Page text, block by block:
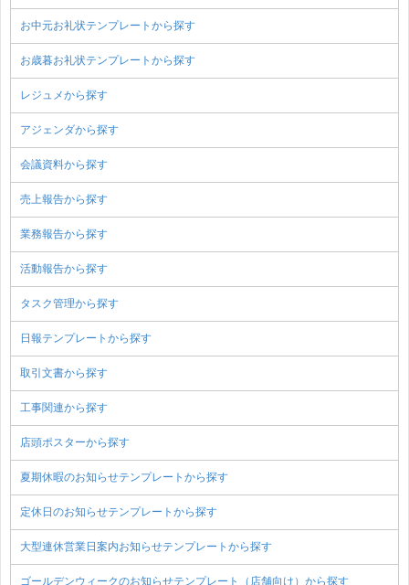
お中元お礼状テンプレートから探す
お歳暮お礼状テンプレートから探す
レジュメから探す
アジェンダから探す
会議資料から探す
売上報告から探す
業務報告から探す
活動報告から探す
タスク管理から探す
日報テンプレートから探す
取引文書から探す
工事関連から探す
店頭ポスターから探す
夏期休暇のお知らせテンプレートから探す
定休日のお知らせテンプレートから探す
大型連休営業日案内お知らせテンプレートから探す
ゴールデンウィークのお知らせテンプレート（店舗向け）から探す